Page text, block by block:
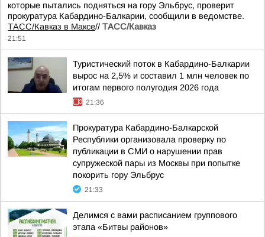
которые пытались подняться на гору Эльбрус, проверит
прокуратура Кабардино-Балкарии, сообщили в ведомстве.
ТАСС/Кавказ в Максе// ТАСС/Кавказ
21:51
Туристический поток в Кабардино-Балкарии
вырос на 2,5% и составил 1 млн человек по
итогам первого полугодия 2026 года
21:36
Прокуратура Кабардино-Балкарской
Республики организовала проверку по
публикации в СМИ о нарушении прав
супружеской пары из Москвы при попытке
покорить гору Эльбрус
21:33
Делимся с вами расписанием группового
этапа «Битвы районов»